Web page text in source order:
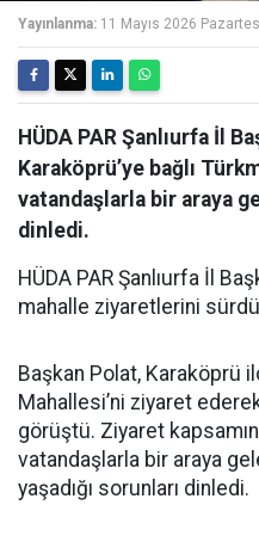
Yayınlanma: 11 Mayıs 2026
HÜDA PAR Şanlıurfa İl
Karaköprü’ye bağlı
vatandaşlarla bir araya
dinledi.
HÜDA PAR Şanlıurfa İl
mahalle ziyaretlerini
Başkan Polat, Karaköprü
Mahallesi’ni ziyaret
görüştü. Ziyaret
vatandaşlarla bir araya
yaşadığı sorunları dinledi.